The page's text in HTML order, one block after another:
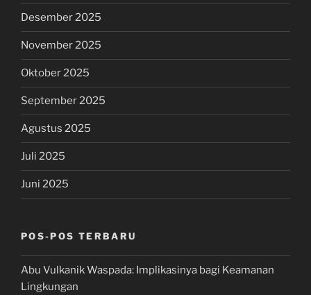
Desember 2025
November 2025
Oktober 2025
September 2025
Agustus 2025
Juli 2025
Juni 2025
POS-POS TERBARU
Abu Vulkanik Waspada: Implikasinya bagi Keamanan
Lingkungan